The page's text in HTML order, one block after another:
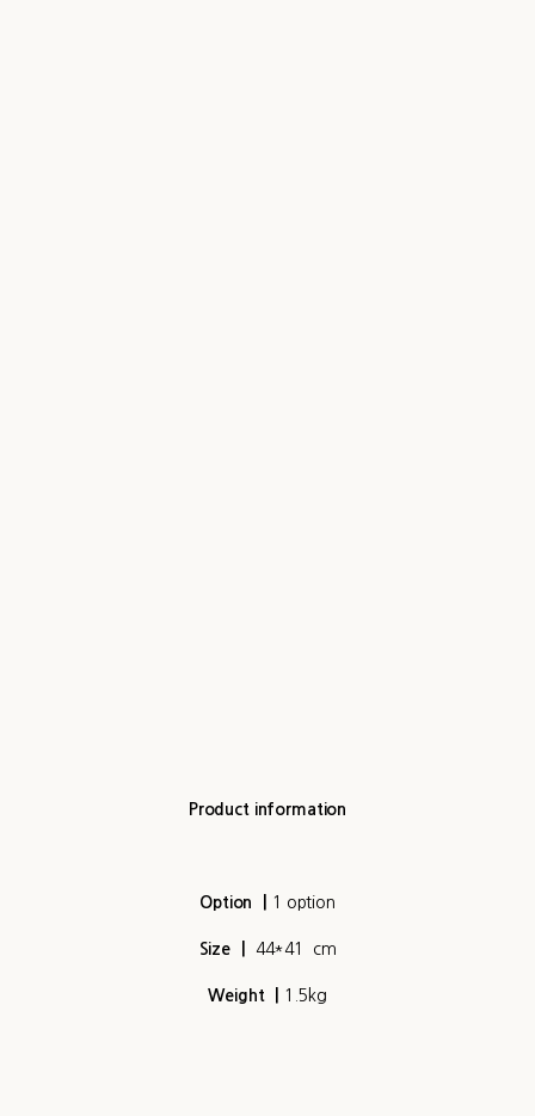
Product information
Option 1 option
Size 44*41 cm
Weight 1.5kg